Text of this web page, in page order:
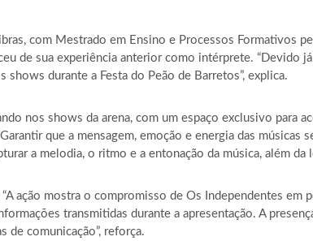
com Mestrado em Ensino e Processos Formativos
de sua experiência anterior como intérprete.
durante a Festa do Peão de Barretos”, explica.
nos shows da arena, com um espaço exclusivo para
que a mensagem, emoção e energia das
a melodia, o ritmo e a entonação da música, além
ação mostra o compromisso de Os Independentes em
transmitidas durante a apresentação. A
de comunicação”, reforça.